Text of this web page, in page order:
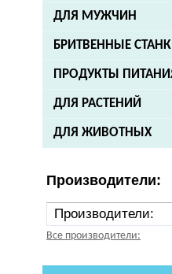
ДЛЯ МУЖЧИН
БРИТВЕННЫЕ
ПРОДУКТЫ
ДЛЯ РАСТЕНИЙ
ДЛЯ ЖИВОТНЫХ
Производители:
Все производители: